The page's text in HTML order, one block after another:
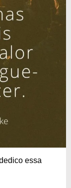
essa